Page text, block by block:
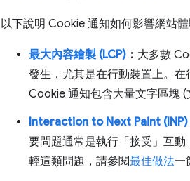
以下說明 Cookie 通知如何影響網站體
最大內容繪製 (LCP) ： 大多數
發生，尤其是在行動裝置上。
Cookie 通知包含大量文字區塊 (
Interaction to Next Paint (INP)
要問題通常是執行「接受」 互動
輕這類問題，請參閱最佳做法一